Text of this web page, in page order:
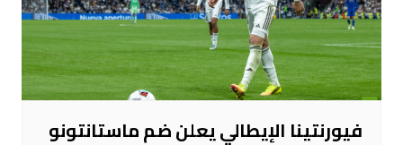
فيورنتينا الإيطالي يعلن ضم ماستانتونو